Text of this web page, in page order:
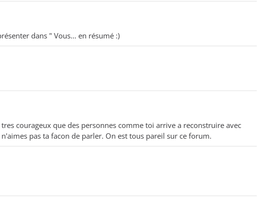
dans " Vous... en résumé :)
courageux que des personnes comme toi arrive a reconstruire avec
pas ta facon de parler. On est tous pareil sur ce forum.